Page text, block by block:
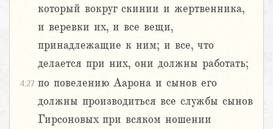
который вокруг скинии и жертвенника,
и веревки их, и все вещи,
принадлежащие к ним; и все, что
делается при них, они должны работать;
4:27 по повелению Аарона и сынов его
должны производиться все службы сынов
Гирсоновых при всяком ношении